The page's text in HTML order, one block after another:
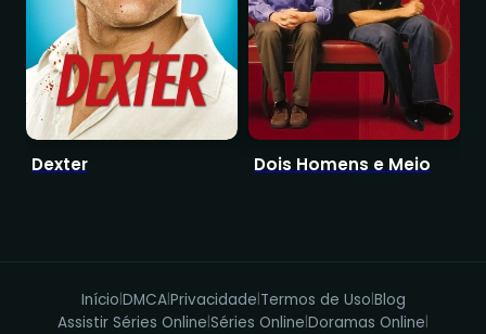
Dexter Dois Homens e Meio
Início|DMCA|Privacidade|Termos de Uso|Blog
Assistir Séries Online|Séries Online|Doramas Online|